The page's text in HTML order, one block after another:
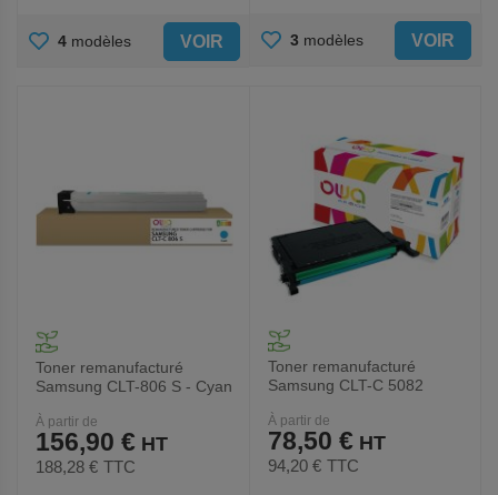
AJOUTER
4 modèles VOIR AJOUTER
3 modèles VOIR
Toner remanufacturé
Samsung CLT-806 S - Cyan
À partir de
156,90 €
188,28 € TTC
Toner remanufacturé
Samsung CLT-C 5082
À partir de
78,50 €
94,20 € TTC